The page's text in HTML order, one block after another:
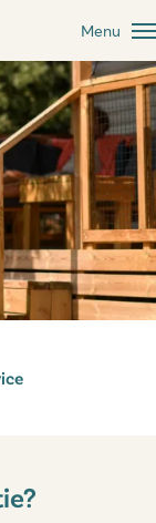
Menu